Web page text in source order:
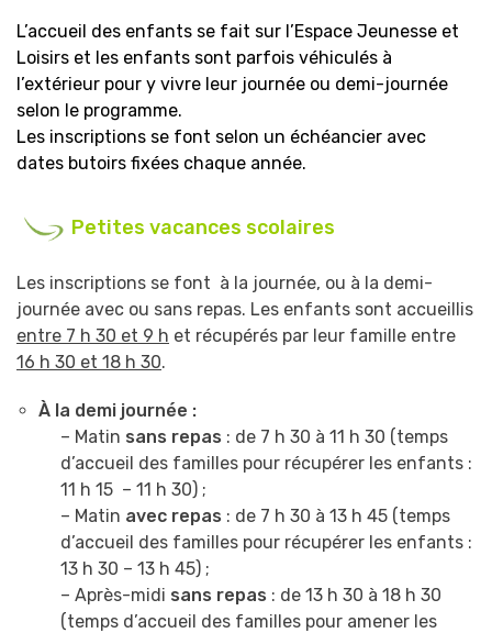
L’accueil des enfants se fait sur l’Espace Jeunesse et
Loisirs et les enfants sont parfois véhiculés à
l’extérieur pour y vivre leur journée ou demi-journée
selon le programme.
Les inscriptions se font selon un échéancier avec
dates butoirs fixées chaque année.
Petites vacances scolaires
Les inscriptions se font à la journée, ou à la demi-
journée avec ou sans repas. Les enfants sont accueillis
entre 7 h 30 et 9 h et récupérés par leur famille entre
16 h 30 et 18 h 30.
À la demi journée :
– Matin sans repas : de 7 h 30 à 11 h 30 (temps
d’accueil des familles pour récupérer les enfants :
11 h 15 – 11 h 30) ;
– Matin avec repas : de 7 h 30 à 13 h 45 (temps
d’accueil des familles pour récupérer les enfants :
13 h 30 – 13 h 45) ;
– Après-midi sans repas : de 13 h 30 à 18 h 30
(temps d’accueil des familles pour amener les